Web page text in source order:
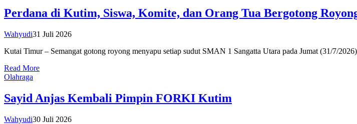
Perdana di Kutim, Siswa, Komite, dan Orang Tua Bergotong
Wahyudi31 Juli 2026
Kutai Timur – Semangat gotong royong menyapu setiap sudut SMAN 1 Sangatta Utara pada Jumat (31/7/
Read More
Olahraga
Sayid Anjas Kembali Pimpin FORKI Kutim
Wahyudi30 Juli 2026